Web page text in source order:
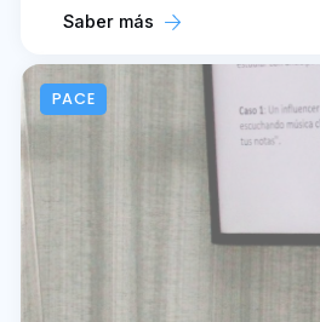
Saber más
PACE